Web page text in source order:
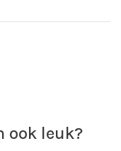
ook leuk?